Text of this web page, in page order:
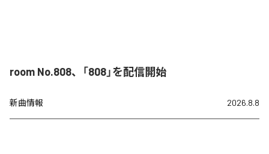
room No.808、「808」を配信開始
新曲情報 2026.8.8